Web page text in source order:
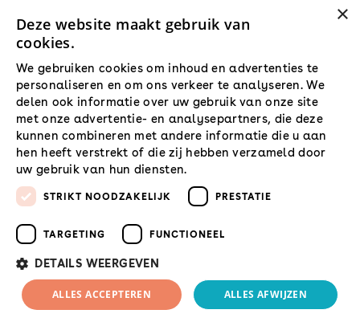
Dick Peters is Universitair docent bij de vakgroep Staats- en
bestuursrecht van de Universiteit van Tilburg, tevens vice-
president bij de rechtbank Breda. Dit artikel is geschreven
op persoonlijke titel.
Ik verwijs naar het advies van de Raad voor Cultuur van 10
november 2005 en naar mijn artikel ‘De Wabo: een ramp
voor de bescherming van gebouwde monumenten’ in Gst
2007, nr. 7278, p. 407-413.
In Amsterdam heet deze verordening sinds kort
‘Erfgoedverordenmg 2010’ en die verordening kent
inderdaad in artikel 1 de begripsomschrijving van
monument als een ‘zaak van algemeen belang’. Maar een
×
Deze website maakt gebruik van
cookies.
We gebruiken cookies om inhoud en advertenties te
personaliseren en om ons verkeer te analyseren. We
delen ook informatie over uw gebruik van onze site
met onze advertentie- en analysepartners, die deze
kunnen combineren met andere informatie die u aan
hen heeft verstrekt of die zij hebben verzameld door
uw gebruik van hun diensten.
STRIKT NOODZAKELIJK PRESTATIE
TARGETING FUNCTIONEEL
DETAILS WEERGEVEN
ALLES ACCEPTEREN ALLES AFWIJZEN